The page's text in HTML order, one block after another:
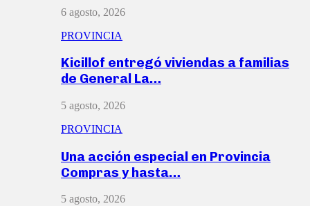
6 agosto, 2026
PROVINCIA
Kicillof entregó viviendas a familias
de General La…
5 agosto, 2026
PROVINCIA
Una acción especial en Provincia
Compras y hasta…
5 agosto, 2026